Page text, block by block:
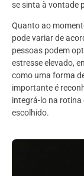
se sinta à vontade
Quanto ao
pode variar de
pessoas podem
estresse elevado,
como uma forma
importante é
integrá-lo na
escolhido.